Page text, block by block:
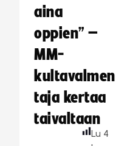
aina
oppien” –
MM-
kultavalmen
taja kertaa
taivaltaan
Lu 4